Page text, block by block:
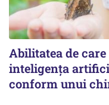
Abilitatea de
inteligența
conform unui